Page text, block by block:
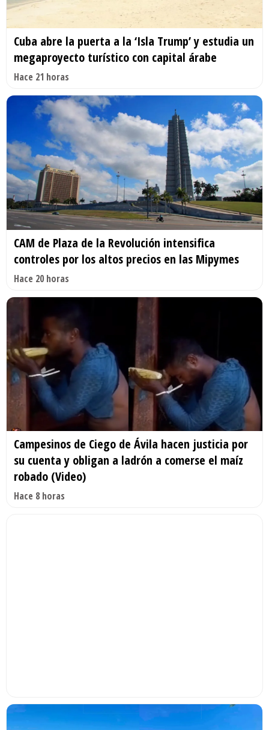
Cuba abre la puerta a la ‘Isla Trump’ y estudia un
megaproyecto turístico con capital árabe
Hace 21 horas
CAM de Plaza de la Revolución intensifica
controles por los altos precios en las Mipymes
Hace 20 horas
Campesinos de Ciego de Ávila hacen justicia por
su cuenta y obligan a ladrón a comerse el maíz
robado (Video)
Hace 8 horas